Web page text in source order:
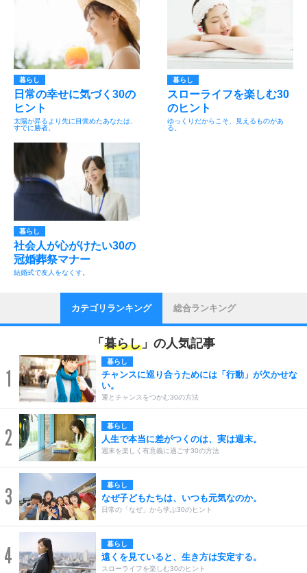
暮らし
日常の幸せに気づく30の
ヒント
太陽が昇るより先に目覚めたあなたは、
すでに勝者。
暮らし
スローライフを楽しむ30
のヒント
ゆっくりだからこそ、見えるものがあ
る。
暮らし
社会人が心がけたい30の
冠婚葬祭マナー
結婚式で友人をなくす。
カテゴリランキング 総合ランキング
「 暮らし 」の人気記事
1
暮らし
チャンスに巡り合うためには「行動」が欠かせな
い。
運とチャンスをつかむ30の方法
2 暮らし
人生で本当に差がつくのは、実は週末。
週末を楽しく有意義に過ごす30の方法
3 暮らし
なぜ子どもたちは、いつも元気なのか。
日常の「なぜ」から学ぶ30のヒント
4 暮らし
遠くを見ていると、生き方は安定する。
スローライフを楽しむ30のヒント